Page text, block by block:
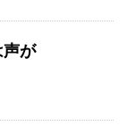
声が